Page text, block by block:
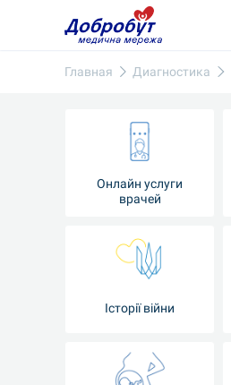
Главная Диагностика
Онлайн услуги
врачей
Iсторії війни